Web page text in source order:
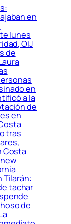
en
lunes
OIJ
de
en
a la
de
en
tras
Costa
Tilarán:
tachar
de